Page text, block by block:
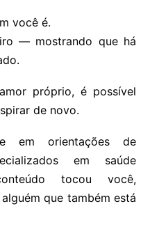
você é.
— mostrando que há
próprio, é possível
de novo.
em orientações de
em saúde
tocou você,
que também está